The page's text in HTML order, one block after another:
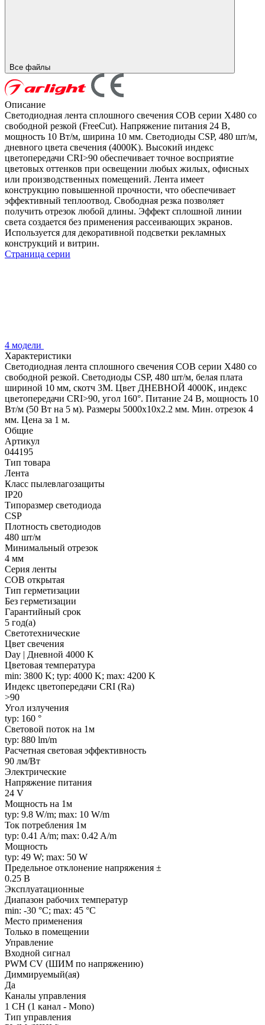
Все файлы
Описание
Светодиодная лента сплошного свечения COB серии X480 со
свободной резкой (FreeCut). Напряжение питания 24 В,
мощность 10 Вт/м, ширина 10 мм. Светодиоды CSP, 480 шт/м,
дневного цвета свечения (4000K). Высокий индекс
цветопередачи CRI>90 обеспечивает точное восприятие
цветовых оттенков при освещении любых жилых, офисных
или производственных помещений. Лента имеет
конструкцию повышенной прочности, что обеспечивает
эффективный теплоотвод. Свободная резка позволяет
получить отрезок любой длины. Эффект сплошной линии
света создается без применения рассеивающих экранов.
Используется для декоративной подсветки рекламных
конструкций и витрин.
Страница серии
4 модели
Характеристики
Светодиодная лента сплошного свечения COB серии X480 со
свободной резкой. Светодиоды CSP, 480 шт/м, белая плата
шириной 10 мм, скотч 3M. Цвет ДНЕВНОЙ 4000K, индекс
цветопередачи CRI>90, угол 160°. Питание 24 В, мощность 10
Вт/м (50 Вт на 5 м). Размеры 5000х10х2.2 мм. Мин. отрезок 4
мм. Цена за 1 м.
Общие
Артикул
044195
Тип товара
Лента
Класс пылевлагозащиты
IP20
Типоразмер светодиода
CSP
Плотность светодиодов
480 шт/м
Минимальный отрезок
4 мм
Серия ленты
COB открытая
Тип герметизации
Без герметизации
Гарантийный срок
5 год(а)
Светотехнические
Цвет свечения
Day | Дневной 4000 K
Цветовая температура
min: 3800 K; typ: 4000 K; max: 4200 K
Индекс цветопередачи CRI (Ra)
>90
Угол излучения
typ: 160 °
Световой поток на 1м
typ: 880 lm/m
Расчетная световая эффективность
90 лм/Вт
Электрические
Напряжение питания
24 V
Мощность на 1м
typ: 9.8 W/m; max: 10 W/m
Ток потребления 1м
typ: 0.41 A/m; max: 0.42 A/m
Мощность
typ: 49 W; max: 50 W
Предельное отклонение напряжения ±
0.25 В
Эксплуатационные
Диапазон рабочих температур
min: -30 °C; max: 45 °C
Место применения
Только в помещении
Управление
Входной сигнал
PWM СV (ШИМ по напряжению)
Диммируемый(ая)
Да
Каналы управления
1 CH (1 канал - Mono)
Тип управления